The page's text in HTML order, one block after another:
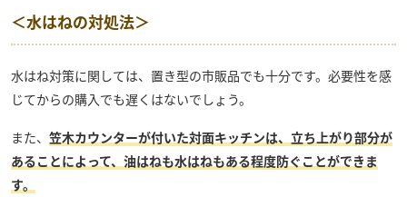
＜水はねの対処法＞
水はね対策に関しては、置き型の市販品でも十分です。必要性を感
じてからの購入でも遅くはないでしょう。
また、 笠木カウンターが付いた対面キッチンは、立ち上がり部分が
あることによって、油はねも水はねもある程度防ぐことができま
す。